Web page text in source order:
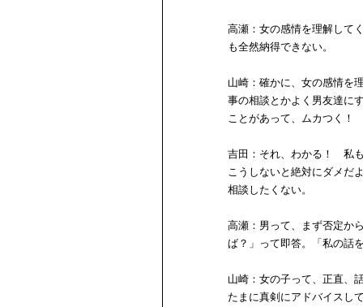
高瀬：女の感情を理解して
も全然納得できない。
山崎：確かに、女の感情を
事の相談とかよく男友達に
ことがあって、ムカつく！
吉田：それ、わかる！ 私
こうしないと絶対にダメだ
相談したくない。
高瀬：男って、まず否定か
ば？」って即答。「私の話
山崎：女の子って、正直、
たまに真剣にアドバイスし